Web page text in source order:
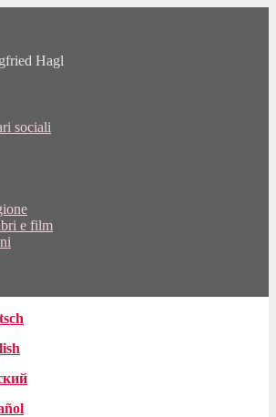
Hagl
sociali
e film